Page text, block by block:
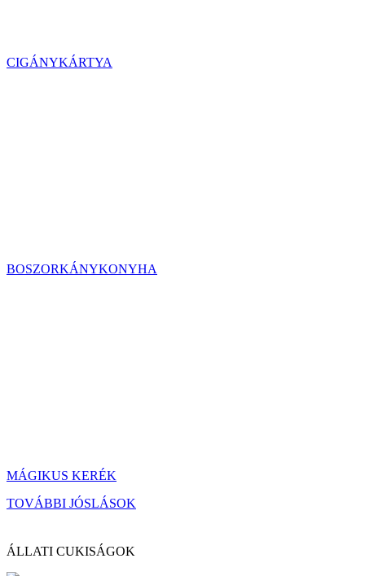
CIGÁNYKÁRTYA
BOSZORKÁNYKONYHA
MÁGIKUS KERÉK
TOVÁBBI JÓSLÁSOK
ÁLLATI CUKISÁGOK